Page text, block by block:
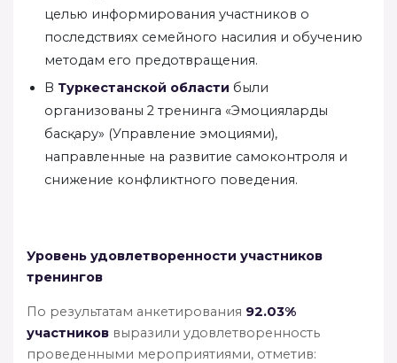
целью информирования участников о
последствиях семейного насилия и обучению
методам его предотвращения.
В Туркестанской области были
организованы 2 тренинга «Эмоцияларды
басқару» (Управление эмоциями),
направленные на развитие самоконтроля и
снижение конфликтного поведения.
Уровень удовлетворенности участников
тренингов
По результатам анкетирования 92.03%
участников выразили удовлетворенность
проведенными мероприятиями, отметив: